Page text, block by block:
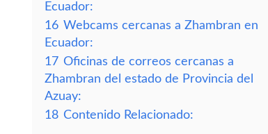
Ecuador:
16 Webcams cercanas a Zhambran en
Ecuador:
17 Oficinas de correos cercanas a
Zhambran del estado de Provincia del
Azuay:
18 Contenido Relacionado: